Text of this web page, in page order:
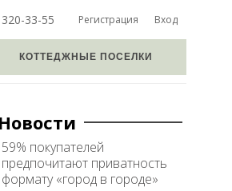
Регистрация Вход
33-55
КОТТЕДЖНЫЕ ПОСЕЛКИ
Новости
59% покупателей
предпочитают приватность
формату «город в городе»